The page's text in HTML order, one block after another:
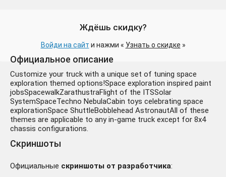
Ждёшь скидку?
Войди на сайт и нажми « Узнать о скидке »
Официальное описание
Customize your truck with a unique set of tuning space
exploration themed options!Space exploration inspired paint
jobsSpacewalkZarathustraFlight of the ITSSolar
SystemSpaceTechno NebulaCabin toys celebrating space
explorationSpace ShuttleBobblehead AstronautAll of these
themes are applicable to any in-game truck except for 8x4
chassis configurations.
Скриншоты
Официальные скриншоты от разработчика: